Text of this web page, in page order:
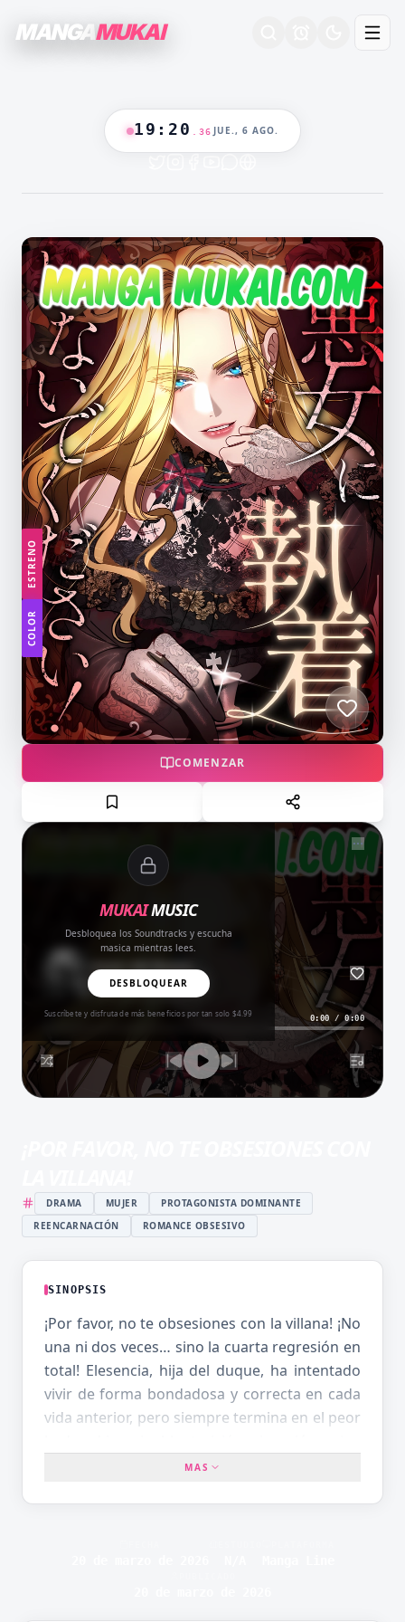
MANGA MUKAI
19 : 20 37 JUE., 6 AGO.
ESTRENO
COLOR
COMENZAR
MUKAIMUSIC
Desbloquea los Soundtracks y escucha
masica mientras lees.
DESBLOQUEAR
Suscríbete y disfruta de más beneficios por tan solo $4.99
Amor del Bueno
BALADA
0:00 /0:00
DRAMA MUJER
PROTAGONISTA DOMINANTE
REENCARNACIÓN
ROMANCE OBSESIVO
SINOPSIS
¡Por favor, no te obsesiones con la villana! ¡No
una ni dos veces… sino la cuarta regresión en
total! Elesencia, hija del duque, ha intentado
vivir de forma bondadosa y correcta en cada
vida anterior, pero siempre termina en el peor
total. «¡Basta! ¡Esta vez seré la villana más
MAS